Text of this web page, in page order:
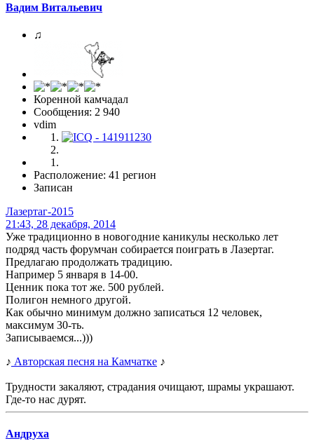
Вадим Витальевич
♫
Коренной камчадал
Сообщения: 2 940
vdim
Расположение: 41 регион
Записан
Лазертаг-2015
21:43, 28 декабря, 2014
Уже традиционно в новогодние каникулы несколько лет
подряд часть форумчан собирается поиграть в Лазертаг.
Предлагаю продолжать традицию.
Например 5 января в 14-00.
Ценник пока тот же. 500 рублей.
Полигон немного другой.
Как обычно минимум должно записаться 12 человек,
максимум 30-ть.
Записываемся...)))
♪ Авторская песня на Камчатке ♪
Трудности закаляют, страдания очищают, шрамы украшают.
Где-то нас дурят.
Андруха